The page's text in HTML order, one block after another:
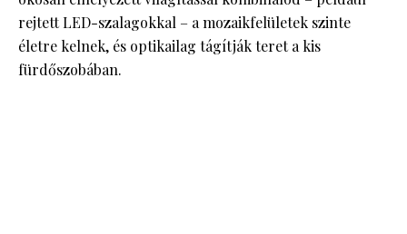
rejtett LED-szalagokkal – a mozaikfelületek szinte
életre kelnek, és optikailag tágítják teret a kis
fürdőszobában.